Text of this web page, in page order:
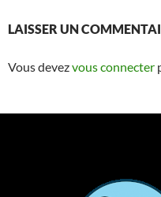
LAISSER UN
Vous devezvous connecter